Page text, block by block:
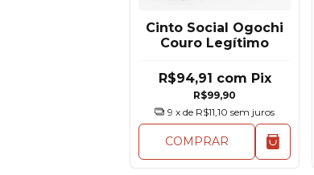
Cinto Social Ogochi
Couro Legítimo
R$99,90
R$94,91 com Pix
9 x de R$11,10 sem juros
COMPRAR